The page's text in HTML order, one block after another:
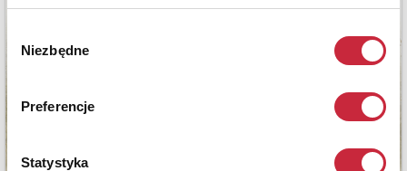
zgody
Niezbędne
Preferencje
Statystyka